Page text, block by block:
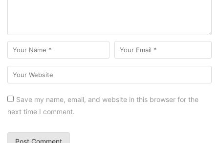
Save my name, email, and website in this browser for the
next time I comment.